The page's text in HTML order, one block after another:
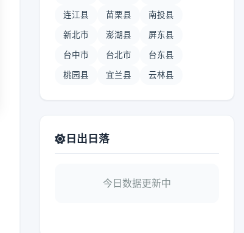
连江县 苗栗县 南投县
新北市 澎湖县 屏东县
台中市 台北市 台东县
桃园县 宜兰县 云林县
日出日落
今日数据更新中